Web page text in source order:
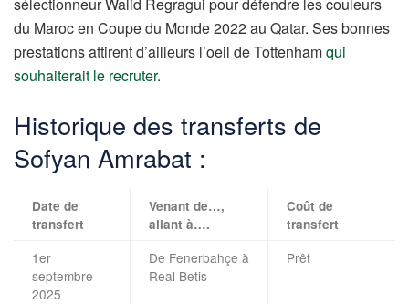
sélectionneur Walid Regragui pour défendre les couleurs
du Maroc en Coupe du Monde 2022 au Qatar. Ses bonnes
prestations attirent d’ailleurs l’oeil de Tottenhamqui
souhaiterait le recruter.
Historique des transferts de
Sofyan Amrabat :
Date de
transfert
Venant de…,
allant à….
Coût de
transfert
1er
septembre
2025
De Fenerbahçe à
Real Betis
Prêt